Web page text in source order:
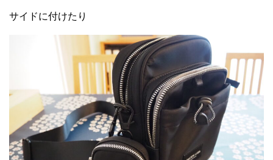
サイドに付けたり